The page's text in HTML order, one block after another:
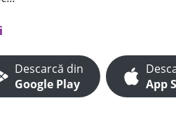
Descarcă din
Google Play
App